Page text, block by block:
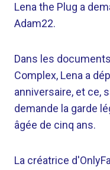
Lena the Plug a
Adam22.
Dans les
Complex, Lena a
anniversaire, et ce,
demande la garde
âgée de cinq ans.
La créatrice